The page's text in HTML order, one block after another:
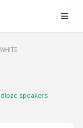
speakers